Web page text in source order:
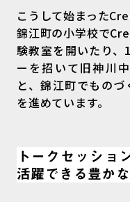
こうして始まった
錦江町の小学校で
験教室を開いたり、
ーを招いて旧神川
と、錦江町でもの
を進めています。
トークセッショ
活躍できる豊かな